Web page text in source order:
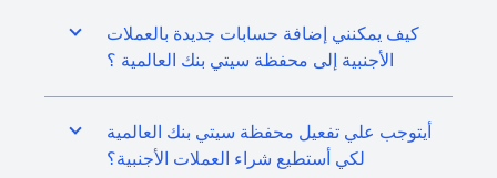
كيف يمكنني إضافة حسابات جديدة بالعملات
الأجنبية إلى محفظة سيتي بنك العالمية ؟
أيتوجب علي تفعيل محفظة سيتي بنك العالمية
لكي أستطيع شراء العملات الأجنبية؟